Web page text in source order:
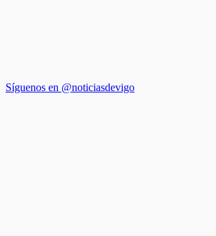
Síguenos en @noticiasdevigo